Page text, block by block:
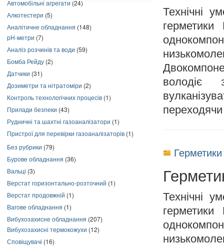
Автомобільні агрегати (24)
Алкотестери (5)
Аналітичне обладнання (148)
pH-метри (7)
Аналіз розчинів та води (59)
Бомба Рейду (2)
Датчики (31)
Дозиметри та нітратоміри (2)
Контроль технологічних процесів (1)
Прилади безпеки (43)
Рудничні та шахтні газоаналізатори (1)
Пристрої для перевірки газоаналізаторів (1)
Без рубрики (79)
Бурове обладнання (36)
Вальці (3)
Верстат горизонтально-розточний (1)
Верстат продовжній (1)
Вагове обладнання (1)
Вибухозахисне обладнання (207)
Вибухозахисні термокожухи (12)
Сповіщувачі (16)
Технічні
володіє
Герметики
Технічні